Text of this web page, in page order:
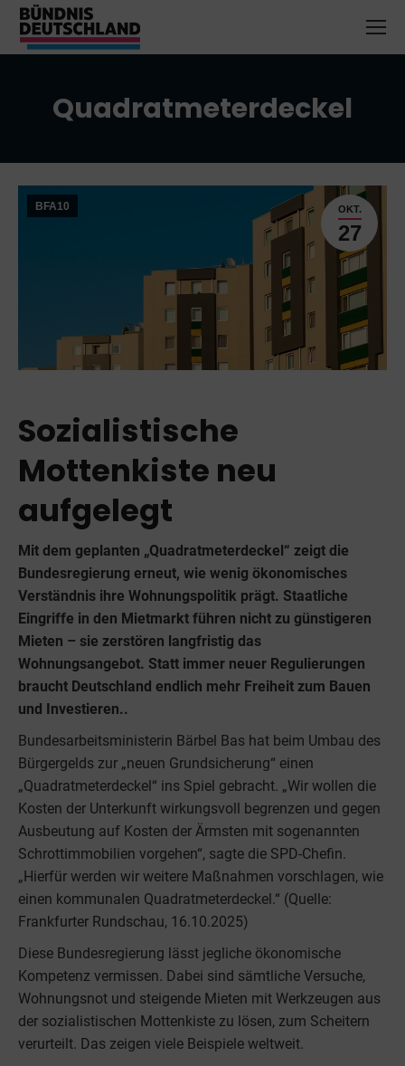
Quadratmeterdeckel
OKT.
27
BFA10
Sozialistische
Mottenkiste neu
aufgelegt
Mit dem geplanten „Quadratmeterdeckel“ zeigt die
Bundesregierung erneut, wie wenig ökonomisches
Verständnis ihre Wohnungspolitik prägt. Staatliche
Eingriffe in den Mietmarkt führen nicht zu günstigeren
Mieten – sie zerstören langfristig das
Wohnungsangebot. Statt immer neuer Regulierungen
braucht Deutschland endlich mehr Freiheit zum Bauen
und Investieren..
Bundesarbeitsministerin Bärbel Bas hat beim Umbau des
Bürgergelds zur „neuen Grundsicherung“ einen
„Quadratmeterdeckel“ ins Spiel gebracht. „Wir wollen die
Kosten der Unterkunft wirkungsvoll begrenzen und gegen
Ausbeutung auf Kosten der Ärmsten mit sogenannten
Schrottimmobilien vorgehen“, sagte die SPD-Chefin.
„Hierfür werden wir weitere Maßnahmen vorschlagen, wie
einen kommunalen Quadratmeterdeckel.“ (Quelle:
Frankfurter Rundschau, 16.10.2025)
Diese Bundesregierung lässt jegliche ökonomische
Kompetenz vermissen. Dabei sind sämtliche Versuche,
Wohnungsnot und steigende Mieten mit Werkzeugen aus
der sozialistischen Mottenkiste zu lösen, zum Scheitern
verurteilt. Das zeigen viele Beispiele weltweit.